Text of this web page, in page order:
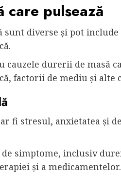
care pulsează
sunt diverse și pot
durerii de masă
factorii de mediu și alte
fi stresul, anxietatea și
simptome, inclusiv
și a medicamentelor.